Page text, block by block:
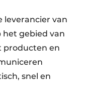
leverancier van
het gebied van
producten en
snel en